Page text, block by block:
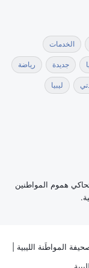
الخدمات
جديدة رياضة
ليبيا
تحاكي هموم المواطنين
المواطَنة الليبية